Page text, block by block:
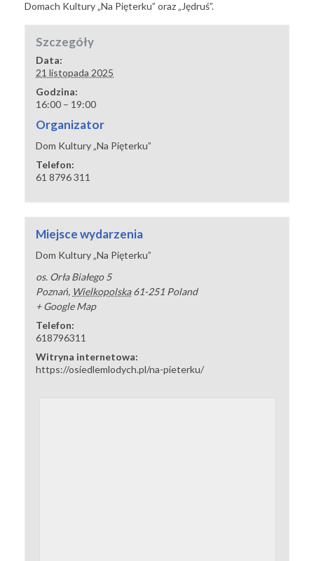
Domach Kultury „Na Pięterku” oraz „Jędruś”.
Szczegóły
Data:
21 listopada 2025
Godzina:
16:00 – 19:00
Organizator
Dom Kultury „Na Pięterku”
Telefon:
61 8796 311
Miejsce wydarzenia
Dom Kultury „Na Pięterku”
os. Orła Białego 5
Poznań, Wielkopolska 61-251 Poland
+ Google Map
Telefon:
618796311
Witryna internetowa:
https://osiedlemlodych.pl/na-pieterku/